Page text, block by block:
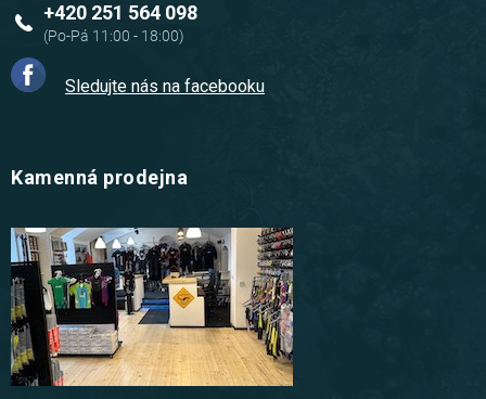
+420 251 564 098
Sledujte nás na facebooku
Kamenná prodejna